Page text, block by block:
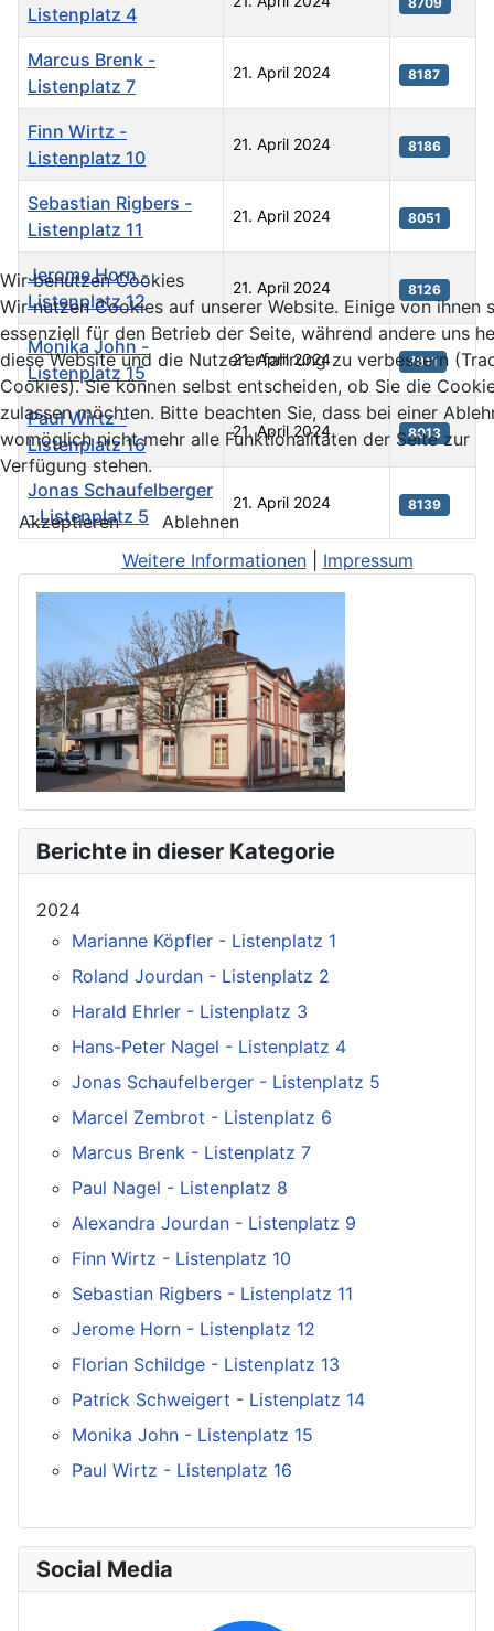
Listenplatz 4
Marcus Brenk -
Listenplatz 7
21. April 2024 8187
Finn Wirtz -
Listenplatz 10
21. April 2024 8186
Sebastian Rigbers -
Listenplatz 11
21. April 2024 8051
Jerome Horn -
Listenplatz 12
21. April 2024 8126
Monika John -
Listenplatz 15
21. April 2024 7911
Paul Wirtz -
Listenplatz 16
21. April 2024 8013
Jonas Schaufelberger
- Listenplatz 5
21. April 2024 8139
Berichte in dieser Kategorie
2024
Marianne Köpfler - Listenplatz 1
Roland Jourdan - Listenplatz 2
Harald Ehrler - Listenplatz 3
Hans-Peter Nagel - Listenplatz 4
Jonas Schaufelberger - Listenplatz 5
Marcel Zembrot - Listenplatz 6
Marcus Brenk - Listenplatz 7
Paul Nagel - Listenplatz 8
Alexandra Jourdan - Listenplatz 9
Finn Wirtz - Listenplatz 10
Sebastian Rigbers - Listenplatz 11
Jerome Horn - Listenplatz 12
Florian Schildge - Listenplatz 13
Patrick Schweigert - Listenplatz 14
Monika John - Listenplatz 15
Paul Wirtz - Listenplatz 16
Social Media
Wir benutzen Cookies
Wir nutzen Cookies auf unserer Website. Einige von ihnen
essenziell für den Betrieb der Seite, während andere uns
diese Website und die Nutzererfahrung zu verbessern
Cookies). Sie können selbst entscheiden, ob Sie die
zulassen möchten. Bitte beachten Sie, dass bei einer
womöglich nicht mehr alle Funktionalitäten der Seite zur
Verfügung stehen.
Akzeptieren
Ablehnen
Weitere Informationen| Impressum